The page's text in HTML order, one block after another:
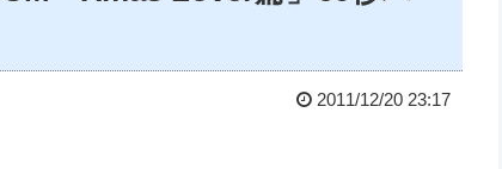
2011/12/20 23:17